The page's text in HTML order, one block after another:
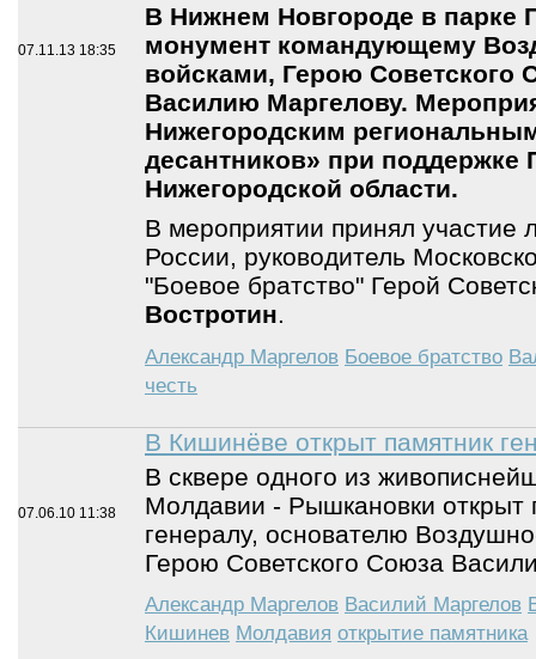
07.11.13 18:35
В Нижнем Новгороде в парке
монумент командующему
войсками, Герою Советского
Василию Маргелову.
Нижегородским
десантников» при поддержке
Нижегородской области.
В мероприятии принял участие
России, руководитель
"Боевое братство" Герой
Востротин.
Александр Маргелов Боевое братство
честь
07.06.10 11:38
В Кишинёве открыт памятник
В сквере одного из
Молдавии - Рышкановки открыт
генералу, основателю
Герою Советского Союза
Александр Маргелов Василий Маргелов
Кишинев Молдавия открытие памятника